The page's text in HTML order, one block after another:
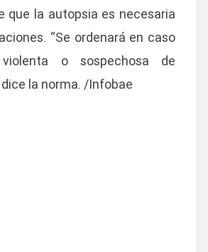
que la autopsia es necesaria
. “Se ordenará en caso
o sospechosa de
dice la norma. /Infobae